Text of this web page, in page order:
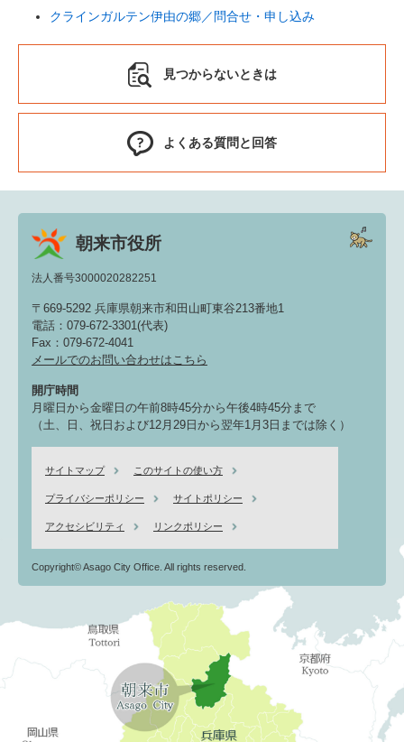
クラインガルテン伊由の郷／問合せ・申し込み
見つからないときは
よくある質問と回答
朝来市役所
法人番号3000020282251
〒669-5292 兵庫県朝来市和田山町東谷213番地1
電話：079-672-3301(代表)
Fax：079-672-4041
メールでのお問い合わせはこちら
開庁時間
月曜日から金曜日の午前8時45分から午後4時45分まで
（土、日、祝日および12月29日から翌年1月3日までは除く）
サイトマップ このサイトの使い方
プライバシーポリシー サイトポリシー
アクセシビリティ リンクポリシー
Copyright© Asago City Office. All rights reserved.